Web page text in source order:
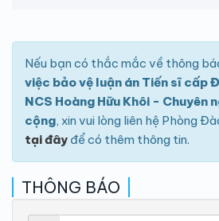
Nếu bạn có thắc mắc về thông
việc bảo vệ luận án Tiến sĩ cấp
NCS Hoàng Hữu Khôi - Chuyên
cộng, xin vui lòng liên hệ Phòng
tại đây để có thêm thông tin.
THÔNG BÁO